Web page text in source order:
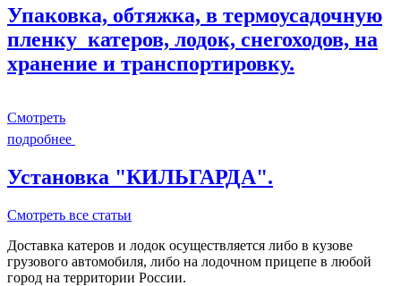
Упаковка, обтяжка, в термоусадочную
пленку катеров, лодок, снегоходов, на
хранение и транспортировку.
Смотреть
подробнее
Установка "КИЛЬГАРДА".
Смотреть все статьи
Доставка катеров и лодок осуществляется либо в кузове
грузового автомобиля, либо на лодочном прицепе в любой
город на территории России.